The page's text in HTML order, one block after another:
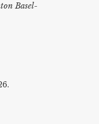
Basel-